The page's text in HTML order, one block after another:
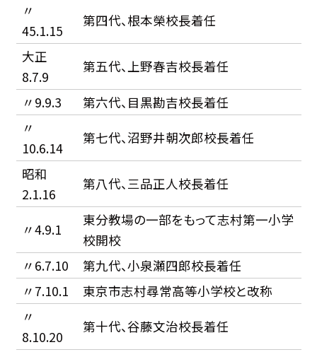
〃
45.1.15
第四代、根本榮校長着任
大正
8.7.9
第五代、上野春吉校長着任
〃9.9.3
第六代、目黒勘吉校長着任
〃
10.6.14
第七代、沼野井朝次郎校長着任
昭和
2.1.16
第八代、三品正人校長着任
〃4.9.1
東分教場の一部をもって志村第一小学
校開校
〃6.7.10
第九代、小泉瀬四郎校長着任
〃7.10.1
東京市志村尋常高等小学校と改称
〃
8.10.20
第十代、谷藤文治校長着任